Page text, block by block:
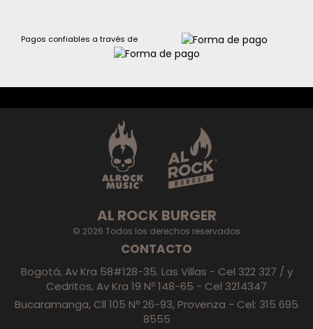
Pagos confiables a través de
AL ROCK BURGER
© 2026 Todos los derechos reservados
CONTACTO
Bogotá, Av Kra 58#128-35. Las Villas - Cel 322 327 / y
Cedritos, Av Kra 19 Nº 148-65 - Cel 3214347
Bucaramanga, Cll 105 Nº 26-93, Provenza - Cel: 315 695
8555